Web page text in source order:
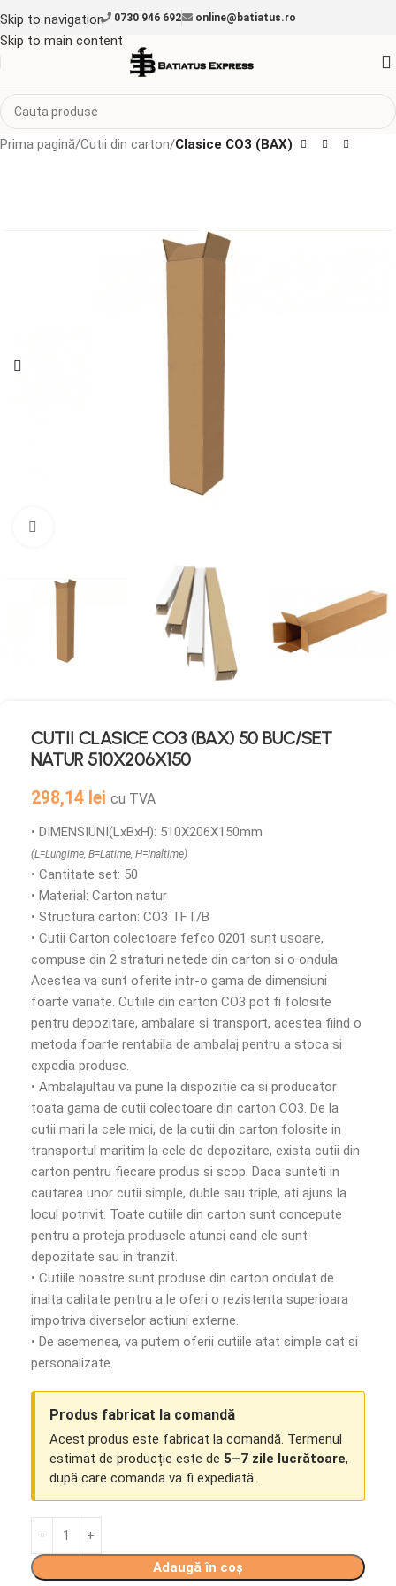
Skip to navigation
Skip to main content
0730 946 692 online@batiatus.ro
Prima pagină Cutii din carton Clasice CO3 (BAX)
CUTII CLASICE CO3 (BAX) 50 BUC/SET
NATUR 510X206X150
298,14 lei cu TVA
• DIMENSIUNI(LxBxH): 510X206X150mm
(L=Lungime, B=Latime, H=Inaltime)
• Cantitate set: 50
• Material: Carton natur
• Structura carton: CO3 TFT/B
• Cutii Carton colectoare fefco 0201 sunt usoare,
compuse din 2 straturi netede din carton si o ondula.
Acestea va sunt oferite intr-o gama de dimensiuni
foarte variate. Cutiile din carton CO3 pot fi folosite
pentru depozitare, ambalare si transport, acestea fiind o
metoda foarte rentabila de ambalaj pentru a stoca si
expedia produse.
• Ambalajultau va pune la dispozitie ca si producator
toata gama de cutii colectoare din carton CO3. De la
cutii mari la cele mici, de la cutii din carton folosite in
transportul maritim la cele de depozitare, exista cutii din
carton pentru fiecare produs si scop. Daca sunteti in
cautarea unor cutii simple, duble sau triple, ati ajuns la
locul potrivit. Toate cutiile din carton sunt concepute
pentru a proteja produsele atunci cand ele sunt
depozitate sau in tranzit.
• Cutiile noastre sunt produse din carton ondulat de
inalta calitate pentru a le oferi o rezistenta superioara
impotriva diverselor actiuni externe.
• De asemenea, va putem oferii cutiile atat simple cat si
personalizate.
Produs fabricat la comandă
Acest produs este fabricat la comandă. Termenul
estimat de producție este de 5–7 zile lucrătoare,
după care comanda va fi expediată.
Adaugă în coș